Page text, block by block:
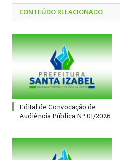
CONTEÚDO RELACIONADO
Edital de Convocação de
Audiência Pública Nº 01/2026